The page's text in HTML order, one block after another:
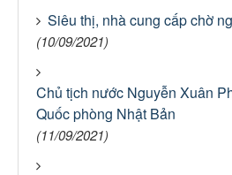
Siêu thị, nhà cung cấp chờ
(10/09/2021)
Chủ tịch nước Nguyễn Xuân
Quốc phòng Nhật Bản
(11/09/2021)